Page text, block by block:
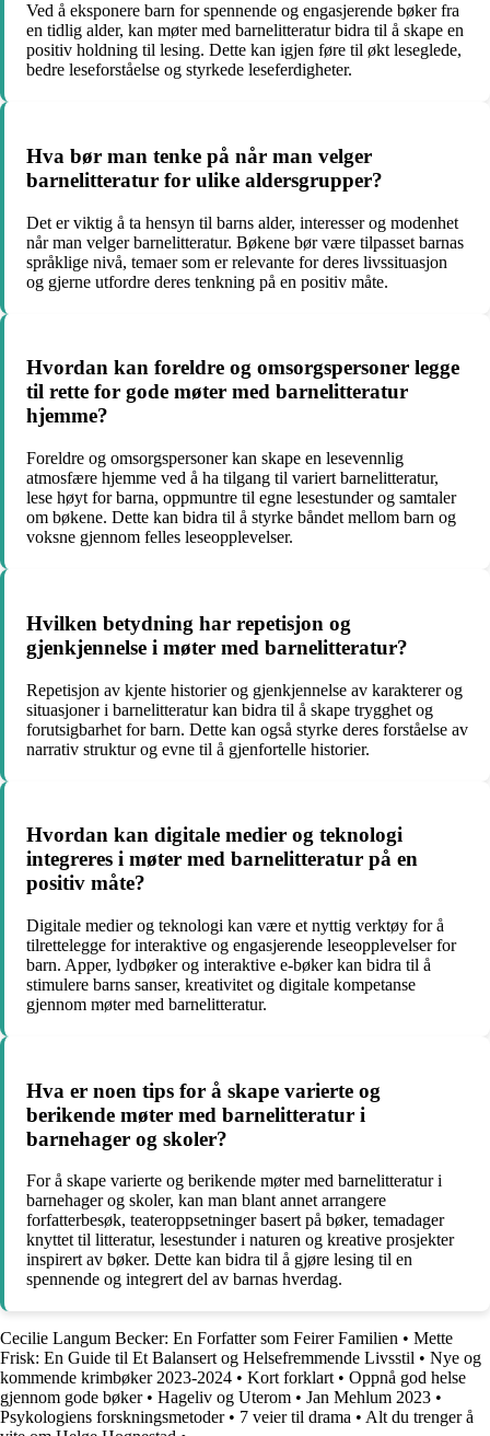
Ved å eksponere barn for spennende og engasjerende bøker fra
en tidlig alder, kan møter med barnelitteratur bidra til å skape en
positiv holdning til lesing. Dette kan igjen føre til økt leseglede,
bedre leseforståelse og styrkede leseferdigheter.
Hva bør man tenke på når man velger
barnelitteratur for ulike aldersgrupper?
Det er viktig å ta hensyn til barns alder, interesser og modenhet
når man velger barnelitteratur. Bøkene bør være tilpasset barnas
språklige nivå, temaer som er relevante for deres livssituasjon
og gjerne utfordre deres tenkning på en positiv måte.
Hvordan kan foreldre og omsorgspersoner legge
til rette for gode møter med barnelitteratur
hjemme?
Foreldre og omsorgspersoner kan skape en lesevennlig
atmosfære hjemme ved å ha tilgang til variert barnelitteratur,
lese høyt for barna, oppmuntre til egne lesestunder og samtaler
om bøkene. Dette kan bidra til å styrke båndet mellom barn og
voksne gjennom felles leseopplevelser.
Hvilken betydning har repetisjon og
gjenkjennelse i møter med barnelitteratur?
Repetisjon av kjente historier og gjenkjennelse av karakterer og
situasjoner i barnelitteratur kan bidra til å skape trygghet og
forutsigbarhet for barn. Dette kan også styrke deres forståelse av
narrativ struktur og evne til å gjenfortelle historier.
Hvordan kan digitale medier og teknologi
integreres i møter med barnelitteratur på en
positiv måte?
Digitale medier og teknologi kan være et nyttig verktøy for å
tilrettelegge for interaktive og engasjerende leseopplevelser for
barn. Apper, lydbøker og interaktive e-bøker kan bidra til å
stimulere barns sanser, kreativitet og digitale kompetanse
gjennom møter med barnelitteratur.
Hva er noen tips for å skape varierte og
berikende møter med barnelitteratur i
barnehager og skoler?
For å skape varierte og berikende møter med barnelitteratur i
barnehager og skoler, kan man blant annet arrangere
forfatterbesøk, teateroppsetninger basert på bøker, temadager
knyttet til litteratur, lesestunder i naturen og kreative prosjekter
inspirert av bøker. Dette kan bidra til å gjøre lesing til en
spennende og integrert del av barnas hverdag.
Cecilie Langum Becker: En Forfatter som Feirer Familien • Mette
Frisk: En Guide til Et Balansert og Helsefremmende Livsstil • Nye og
kommende krimbøker 2023-2024 • Kort forklart• Oppnå god helse
gjennom gode bøker• Hageliv og Uterom • Jan Mehlum 2023 •
Psykologiens forskningsmetoder• 7 veier til drama • Alt du trenger å